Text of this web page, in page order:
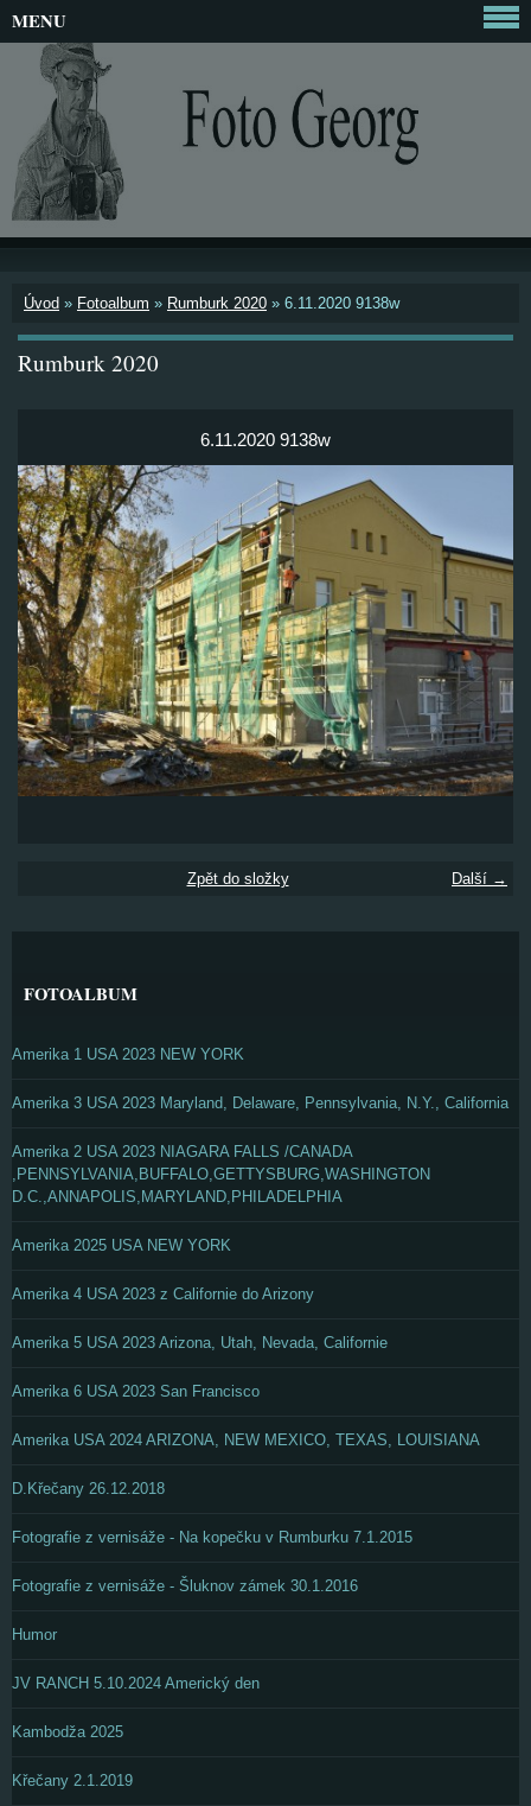
Úvod » Fotoalbum » Rumburk 2020 » 6.11.2020 9138w
Rumburk 2020
6.11.2020 9138w
Další →
Zpět do složky
MENU
FOTOALBUM
Amerika 1 USA 2023 NEW YORK
Amerika 3 USA 2023 Maryland, Delaware, Pennsylvania, N.Y., California
Amerika 2 USA 2023 NIAGARA FALLS /CANADA
,PENNSYLVANIA,BUFFALO,GETTYSBURG,WASHINGTON
D.C.,ANNAPOLIS,MARYLAND,PHILADELPHIA
Amerika 2025 USA NEW YORK
Amerika 4 USA 2023 z Californie do Arizony
Amerika 5 USA 2023 Arizona, Utah, Nevada, Californie
Amerika 6 USA 2023 San Francisco
Amerika USA 2024 ARIZONA, NEW MEXICO, TEXAS, LOUISIANA
D.Křečany 26.12.2018
Fotografie z vernisáže - Na kopečku v Rumburku 7.1.2015
Fotografie z vernisáže - Šluknov zámek 30.1.2016
Humor
JV RANCH 5.10.2024 Americký den
Kambodža 2025
Křečany 2.1.2019